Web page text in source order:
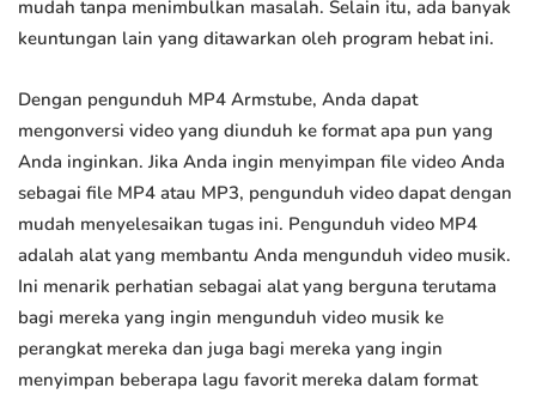
mudah tanpa menimbulkan masalah. Selain itu, ada banyak
keuntungan lain yang ditawarkan oleh program hebat ini.
Dengan pengunduh MP4 Armstube, Anda dapat
mengonversi video yang diunduh ke format apa pun yang
Anda inginkan. Jika Anda ingin menyimpan file video Anda
sebagai file MP4 atau MP3, pengunduh video dapat dengan
mudah menyelesaikan tugas ini. Pengunduh video MP4
adalah alat yang membantu Anda mengunduh video musik.
Ini menarik perhatian sebagai alat yang berguna terutama
bagi mereka yang ingin mengunduh video musik ke
perangkat mereka dan juga bagi mereka yang ingin
menyimpan beberapa lagu favorit mereka dalam format